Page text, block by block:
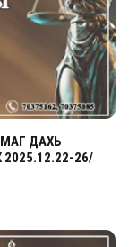
ДАХЬ
26/